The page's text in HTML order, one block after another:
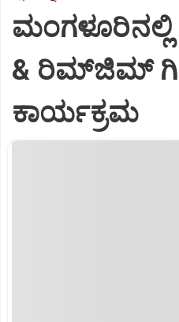
& ರಿಮ್‌ಜಿಮ್
ಕಾರ್ಯಕ್ರಮ